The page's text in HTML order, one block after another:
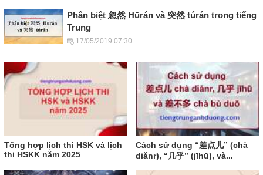
Phân biệt 忽然 Hūrán và 突然 túrán trong tiếng
Trung
17/05/2019 07:30
Tổng hợp lịch thi HSK và lịch
thi HSKK năm 2025
Cách sử dụng “差点儿” (chà
diǎnr), “几乎” (jīhū), và...